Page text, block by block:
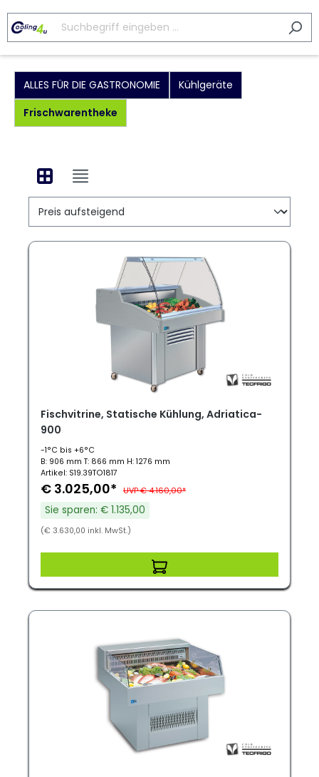
ALLES FÜR DIE GASTRONOMIE
Kühlgeräte
Frischwarentheke
Fischvitrine, Statische Kühlung, Adriatica-
900
-1°C bis +6°C
B: 906 mm T: 866 mm H: 1276 mm
Artikel: S19.39TO1817
€ 3.025,00* UVP € 4.160,00*
Sie sparen: € 1.135,00
(€ 3.630,00 inkl. MwSt.)